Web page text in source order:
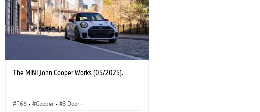
The MINI John Cooper Works (05/2025).
F66 · Cooper · 3 Door ·